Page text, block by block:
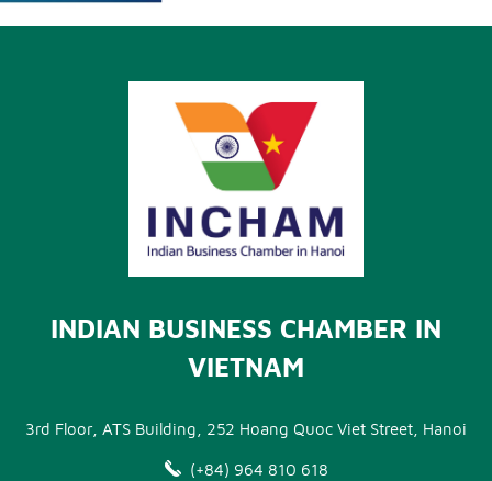
INDIAN BUSINESS CHAMBER IN
VIETNAM
3rd Floor, ATS Building, 252 Hoang Quoc Viet Street, Hanoi
(+84) 964 810 618